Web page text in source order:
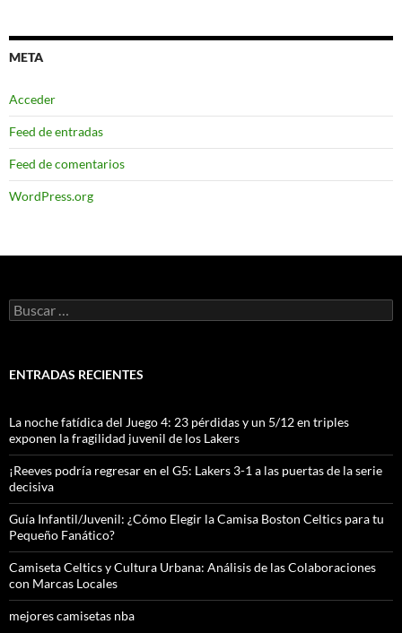
META
Acceder
Feed de entradas
Feed de comentarios
WordPress.org
Buscar:
ENTRADAS RECIENTES
La noche fatídica del Juego 4: 23 pérdidas y un 5/12 en triples
exponen la fragilidad juvenil de los Lakers
¡Reeves podría regresar en el G5: Lakers 3-1 a las puertas de la serie
decisiva
Guía Infantil/Juvenil: ¿Cómo Elegir la Camisa Boston Celtics para tu
Pequeño Fanático?
Camiseta Celtics y Cultura Urbana: Análisis de las Colaboraciones
con Marcas Locales
mejores camisetas nba